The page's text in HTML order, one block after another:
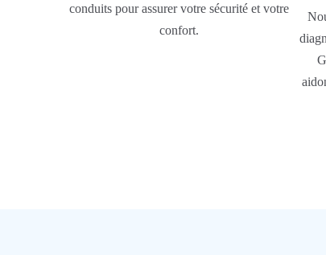
conduits pour assurer votre sécurité et votre
confort.